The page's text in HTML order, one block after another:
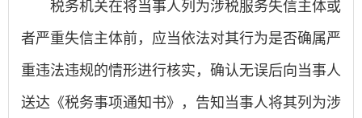
税务机关在将当事人列为涉税服务失信主体或
者严重失信主体前，应当依法对其行为是否确属严
重违法违规的情形进行核实，确认无误后向当事人
送达《税务事项通知书》，告知当事人将其列为涉